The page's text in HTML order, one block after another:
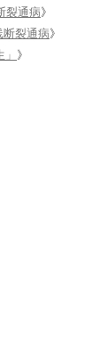
裂通病》
裂通病》
》